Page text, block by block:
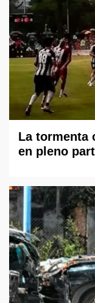
La tormenta
en pleno